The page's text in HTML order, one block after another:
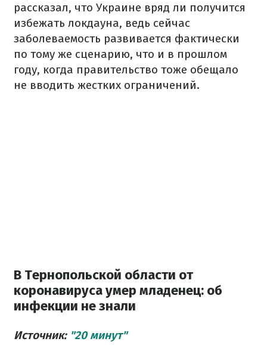
рассказал, что Украине вряд ли получится
избежать локдауна, ведь сейчас
заболеваемость развивается фактически
по тому же сценарию, что и в прошлом
году, когда правительство тоже обещало
не вводить жестких ограничений.
В Тернопольской области от
коронавируса умер младенец: об
инфекции не знали
Источник: "20 минут"